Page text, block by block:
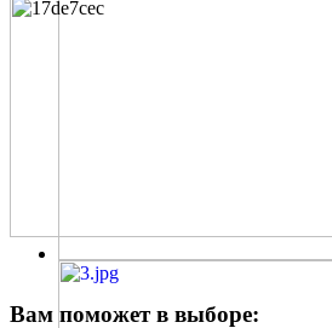
Вам поможет в выборе: